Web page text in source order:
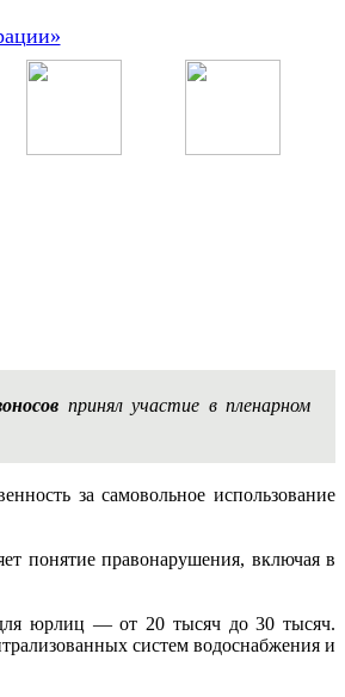
принял участие в пленарном
за самовольное использование
понятие правонарушения, включая в
юрлиц — от 20 тысяч до 30 тысяч.
систем водоснабжения и